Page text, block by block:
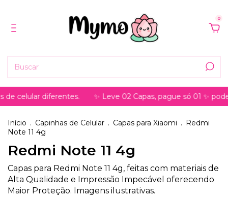
0
celular diferentes. ✨ Leve 02 Capas, pague só 01 ✨ pode
Início . Capinhas de Celular . Capas para Xiaomi . Redmi
Note 11 4g
Redmi Note 11 4g
Capas para Redmi Note 11 4g, feitas com materiais de
Alta Qualidade e Impressão Impecável oferecendo
Maior Proteção. Imagens ilustrativas.